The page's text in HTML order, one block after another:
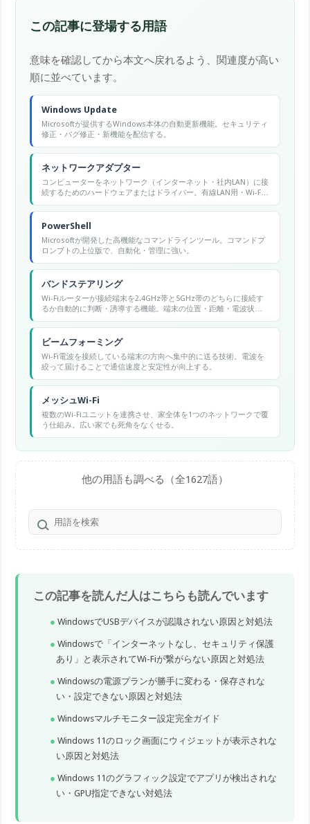
この記事に登場する用語
意味を確認してから本文へ戻れるよう、関連度が高い
順に並べています。
Windows Update
Microsoftが提供するWindows本体の自動更新機能。セキュリティ
修正・バグ修正・新機能を配信する。
ネットワークアダプター
コンピューターをネットワーク（インターネット・社内LAN）に接
続するためのハードウェアまたはドライバー。有線LAN用・Wi-Fi
用・Bluetooth用などの種類があります。Windowsでは「デバイ
スマネージャー」から確認・管理できます。
PowerShell
Microsoftが開発した高機能なコマンドラインツール。コマンドプ
ロンプトの上位版で、自動化・管理に強い。
バンドステアリング
Wi-Fiルーターが接続端末を2.4GHz帯と5GHz帯のどちらに接続す
るか自動的に判断・誘導する機能。端末の位置・距離・電波状況
に応じて最適な帯域に割り当て、全体のパフォーマンスを向上さ
せる。
ビームフォーミング
Wi-Fi電波を接続している端末の方向へ集中的に送る技術。電波を
絞って届けることで通信速度と安定性が向上する。
メッシュWi-Fi
複数のWi-Fiユニットを連携させ、家全体を1つのネットワークで覆
う仕組み。広い家でも死角をなくせる。
他の用語も調べる（全1627語）
この記事を読んだ人はこちらも読んでいます
WindowsでUSBデバイスが認識されない原因と対処法
Windowsで「インターネットなし、セキュリティ保護
あり」と表示されてWi-Fiが繋がらない原因と対処法
Windowsの電源プランが勝手に変わる・保存されな
い・設定できない原因と対処法
Windowsマルチモニター設定完全ガイド
Windows 11のロック画面にウィジェットが表示されな
い原因と対処法
Windows 11のグラフィック設定でアプリが検出されな
い・GPU指定できない対処法